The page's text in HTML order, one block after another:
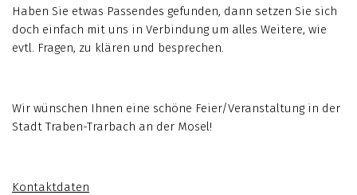
Haben Sie etwas Passendes gefunden, dann setzen Sie sich
doch einfach mit uns in Verbindung um alles Weitere, wie
evtl. Fragen, zu klären und besprechen.
Wir wünschen Ihnen eine schöne Feier/Veranstaltung in der
Stadt Traben-Trarbach an der Mosel!
Kontaktdaten